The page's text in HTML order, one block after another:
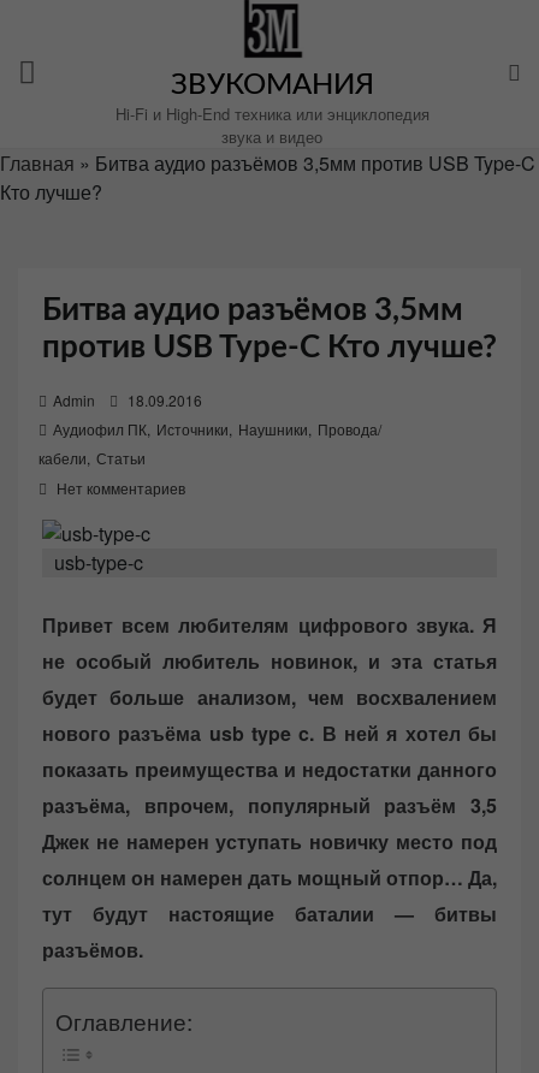
содержимому
ЗВУКОМАНИЯ
Hi-Fi и High-End техника или энциклопедия
звука и видео
Главная » Битва аудио разъёмов 3,5мм против USB Type-C
Кто лучше?
Битва аудио разъёмов 3,5мм
против USB Type-C Кто лучше?
Admin
o
s
t
d
o
18.09.2016
Аудиофил ПК Источники Наушники Провода/
кабели Статьи
Нет комментариев
usb-type-c
Привет всем любителям цифрового звука. Я
не особый любитель новинок, и эта статья
будет больше анализом, чем восхвалением
нового разъёма usb type c. В ней я хотел бы
показать преимущества и недостатки данного
разъёма, впрочем, популярный разъём 3,5
Джек не намерен уступать новичку место под
солнцем он намерен дать мощный отпор… Да,
тут будут настоящие баталии — битвы
разъёмов.
Оглавление: